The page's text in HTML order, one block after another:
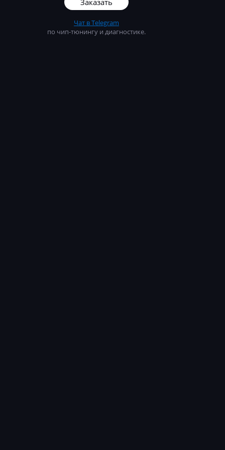
Заказать
Чат в Telegram
по чип-тюнингу и диагностике.